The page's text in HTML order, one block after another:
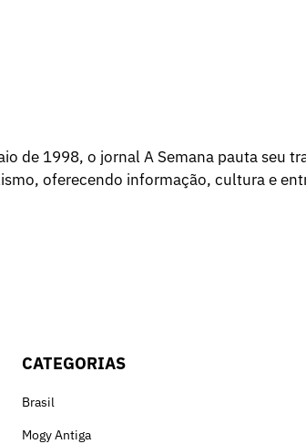
de 1998, o jornal A Semana pauta seu
oferecendo informação, cultura e
CATEGORIAS
Brasil
Mogy Antiga